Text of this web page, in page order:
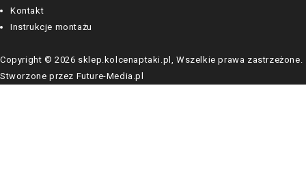
Kontakt
Instrukcje montażu
Copyright © 2026 sklep.kolcenaptaki.pl, Wszelkie prawa zastrzeżone.
Stworzone przez Future-Media.pl